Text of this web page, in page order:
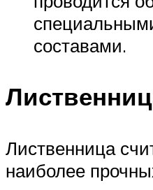
составами.
Лиственница
наиболее